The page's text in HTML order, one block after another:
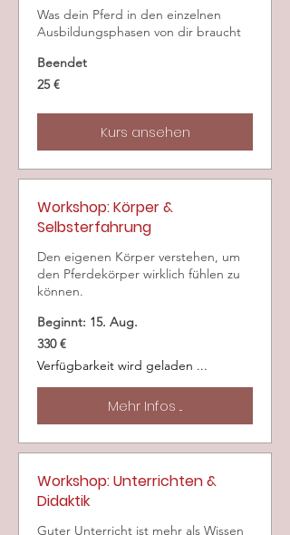
Was dein Pferd in den einzelnen
Ausbildungsphasen von dir braucht
Beendet
25
Euro
25 €
Kurs ansehen
Workshop: Körper &
Selbsterfahrung
Den eigenen Körper verstehen, um
den Pferdekörper wirklich fühlen zu
können.
Beginnt: 15. Aug.
330
Euro
330 €
Verfügbarkeit wird geladen ...
Mehr Infos ...
Workshop: Unterrichten &
Didaktik
Guter Unterricht ist mehr als Wissen